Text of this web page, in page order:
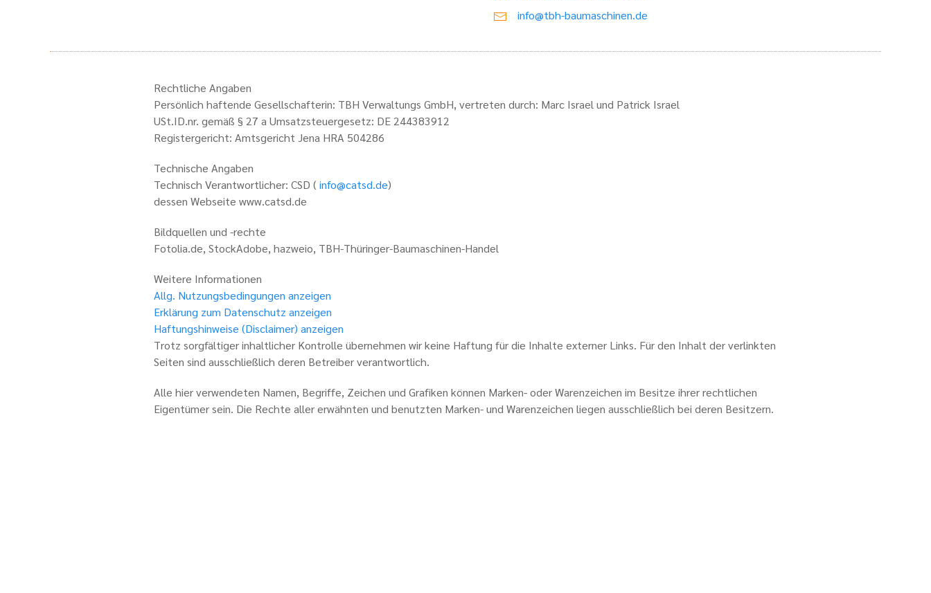
info@tbh-baumaschinen.de
Rechtliche Angaben
Persönlich haftende Gesellschafterin: TBH Verwaltungs GmbH, vertreten durch: Marc Israel und Patrick Israel
USt.ID.nr. gemäß § 27 a Umsatzsteuergesetz: DE 244383912
Registergericht: Amtsgericht Jena HRA 504286
Technische Angaben
Technisch Verantwortlicher: CSD (info@catsd.de)
dessen Webseite www.catsd.de
Bildquellen und -rechte
Fotolia.de, StockAdobe, hazweio, TBH-Thüringer-Baumaschinen-Handel
Weitere Informationen
Allg. Nutzungsbedingungen anzeigen
Erklärung zum Datenschutz anzeigen
Haftungshinweise (Disclaimer) anzeigen
Trotz sorgfältiger inhaltlicher Kontrolle übernehmen wir keine Haftung für die Inhalte externer Links. Für den Inhalt der verlinkten
Seiten sind ausschließlich deren Betreiber verantwortlich.
Alle hier verwendeten Namen, Begriffe, Zeichen und Grafiken können Marken- oder Warenzeichen im Besitze ihrer rechtlichen
Eigentümer sein. Die Rechte aller erwähnten und benutzten Marken- und Warenzeichen liegen ausschließlich bei deren Besitzern.